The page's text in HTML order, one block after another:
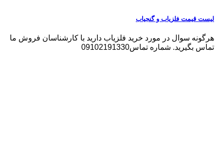
لیست قیمت فلزیاب و گنجیاب
هرگونه سوال در مورد خرید فلزیاب دارید با کارشناسان فروش ما
تماس بگیرید. شماره تماس09102191330